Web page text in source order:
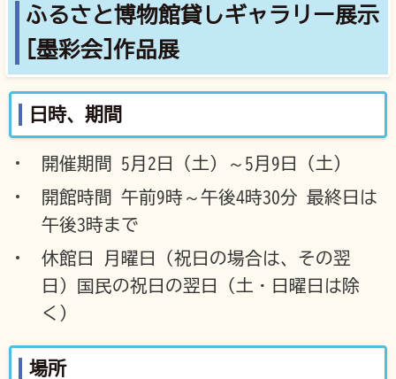
ふるさと博物館貸しギャラリー展示
[墨彩会]作品展
日時、期間
開催期間 5月2日（土）～5月9日（土）
開館時間 午前9時～午後4時30分 最終日は
午後3時まで
休館日 月曜日（祝日の場合は、その翌
日）国民の祝日の翌日（土・日曜日は除
く）
場所